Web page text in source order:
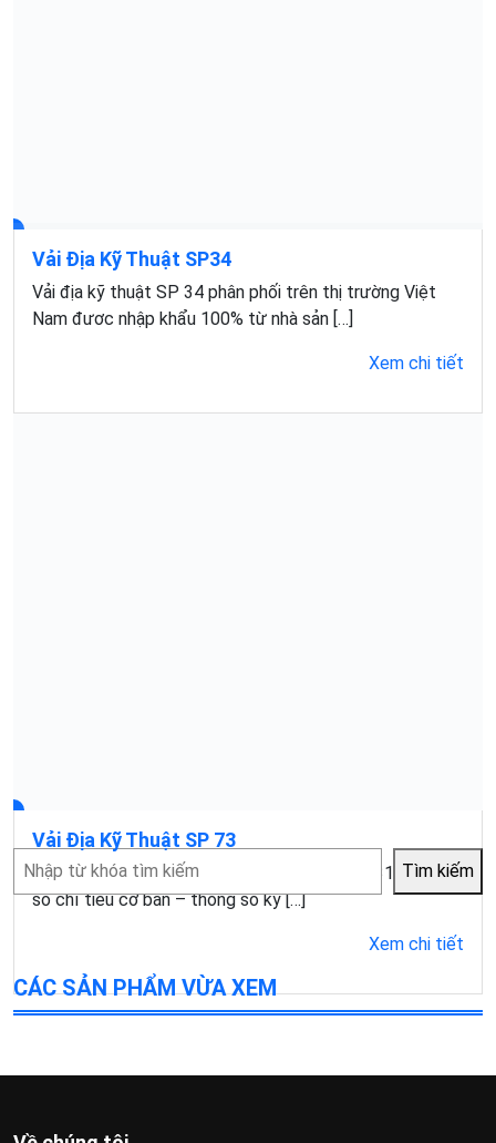
Vải Địa Kỹ Thuật SP34
Vải địa kỹ thuật SP 34 phân phối trên thị trường Việt
Nam đươc nhập khẩu 100% từ nhà sản […]
Xem chi tiết
Vải Địa Kỹ Thuật SP 73
Mục lục1 Đặc điểm của vải địa kỹ thuật SP731.1 Một
số chỉ tiêu cơ bản – thông số kỹ […]
Xem chi tiết
Tìm
Tìm kiếm
CÁC SẢN PHẨM VỪA XEM